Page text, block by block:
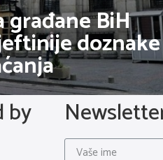
građane BiH
by